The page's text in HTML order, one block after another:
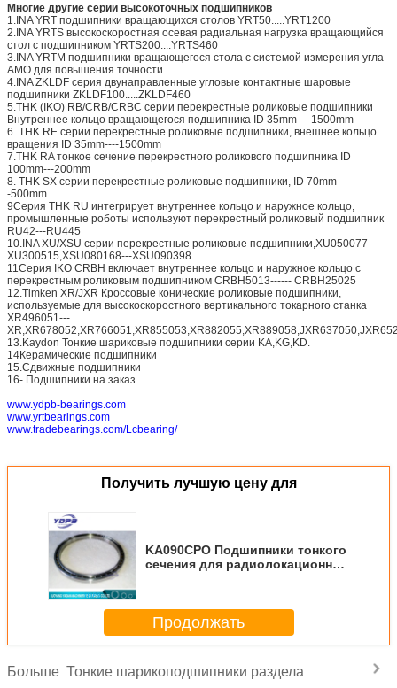
Многие другие серии высокоточных подшипников
1.INA YRT подшипники вращающихся столов YRT50.....YRT1200
2.INA YRTS высокоскоростная осевая радиальная нагрузка вращающийся
стол с подшипником YRTS200....YRTS460
3.INA YRTM подшипники вращающегося стола с системой измерения угла
AMO для повышения точности.
4.INA ZKLDF серия двунаправленные угловые контактные шаровые
подшипники ZKLDF100.....ZKLDF460
5.THK (IKO) RB/CRB/CRBC серии перекрестные роликовые подшипники
Внутреннее кольцо вращающегося подшипника ID 35mm----1500mm
6. THK RE серии перекрестные роликовые подшипники, внешнее кольцо
вращения ID 35mm----1500mm
7.THK RA тонкое сечение перекрестного роликового подшипника ID
100mm---200mm
8. THK SX серии перекрестные роликовые подшипники, ID 70mm-------
-500mm
9Серия THK RU интегрирует внутреннее кольцо и наружное кольцо,
промышленные роботы используют перекрестный роликовый подшипник
RU42---RU445
10.INA XU/XSU серии перекрестные роликовые подшипники,XU050077---
XU300515,XSU080168---XSU090398
11Серия IKO CRBH включает внутреннее кольцо и наружное кольцо с
перекрестным роликовым подшипником CRBH5013------ CRBH25025
12.Timken XR/JXR Кроссовые конические роликовые подшипники,
используемые для высокоскоростного вертикального токарного станка
XR496051---
13.Kaydon Тонкие шариковые подшипники серии KA,KG,KD.
14Керамические подшипники
15.Сдвижные подшипники
16- Подшипники на заказ
www.ydpb-bearings.com
www.yrtbearings.com
www.tradebearings.com/Lcbearing/
Получить лучшую цену для
KA090CPO Подшипники тонкого
сечения для радиолокационной
Продолжать
Больше Тонкие шарикоподшипники раздела